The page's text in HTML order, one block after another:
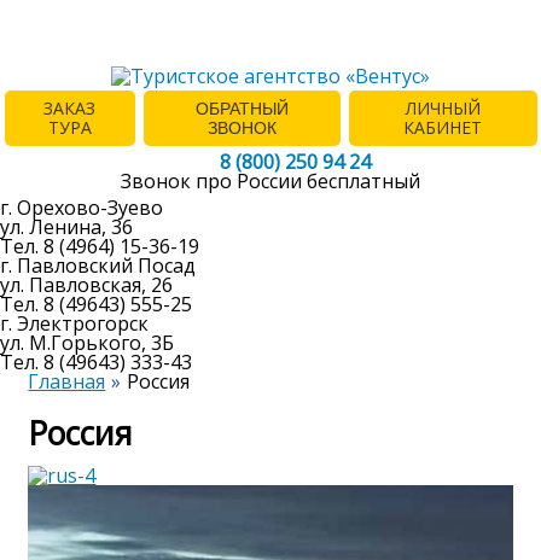
ЗАКАЗ
ТУРА
ОБРАТНЫЙ
ЗВОНОК
ЛИЧНЫЙ
КАБИНЕТ
8 (800) 250 94 24
Звонок про России бесплатный
г. Орехово-Зуево
ул. Ленина, 36
Тел. 8 (4964) 15-36-19
г. Павловский Посад
ул. Павловская, 26
Тел. 8 (49643) 555-25
г. Электрогорск
ул. М.Горького, 3Б
Тел. 8 (49643) 333-43
Главная Россия
Россия